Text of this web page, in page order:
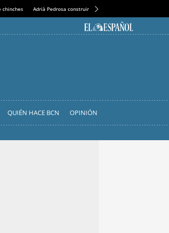
chinches Adrià Pedrosa construirá la nueva residencia en el
QUIÉN HACE BCN OPINIÓN